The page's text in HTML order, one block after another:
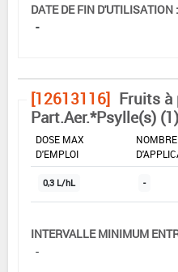
DATE DE FIN D'UTILISATION :
-
[12613116] Fruits à
Part.Aer.*Psylle(s) (1)
DOSE MAX
D'EMPLOI
0,3 L/hL -
INTERVALLE MINIMUM
-